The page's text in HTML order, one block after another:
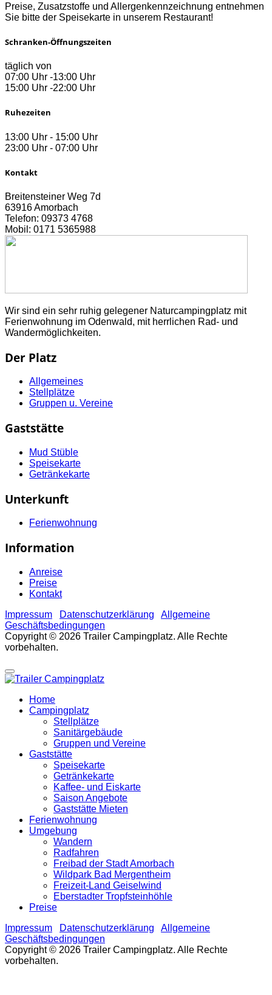
Preise, Zusatzstoffe und Allergenkennzeichnung entnehmen
Sie bitte der Speisekarte in unserem Restaurant!
Schranken-Öffnungszeiten
täglich von
07:00 Uhr -13:00 Uhr
15:00 Uhr -22:00 Uhr
Ruhezeiten
13:00 Uhr - 15:00 Uhr
23:00 Uhr - 07:00 Uhr
Kontakt
Breitensteiner Weg 7d
63916 Amorbach
Telefon: 09373 4768
Mobil: 0171 5365988
Wir sind ein sehr ruhig gelegener Naturcampingplatz mit
Ferienwohnung im Odenwald, mit herrlichen Rad- und
Wandermöglichkeiten.
Der Platz
Allgemeines
Stellplätze
Gruppen u. Vereine
Gaststätte
Mud Stüble
Speisekarte
Getränkekarte
Unterkunft
Ferienwohnung
Information
Anreise
Preise
Kontakt
Impressum
Datenschutzerklärung
Allgemeine
Geschäftsbedingungen
Copyright © 2026 Trailer Campingplatz. Alle Rechte
vorbehalten.
Home
Campingplatz
Stellplätze
Sanitärgebäude
Gruppen und Vereine
Gaststätte
Speisekarte
Getränkekarte
Kaffee- und Eiskarte
Saison Angebote
Gaststätte Mieten
Ferienwohnung
Umgebung
Wandern
Radfahren
Freibad der Stadt Amorbach
Wildpark Bad Mergentheim
Freizeit-Land Geiselwind
Eberstadter Tropfsteinhöhle
Preise
Impressum
Datenschutzerklärung
Allgemeine
Geschäftsbedingungen
Copyright © 2026 Trailer Campingplatz. Alle Rechte
vorbehalten.